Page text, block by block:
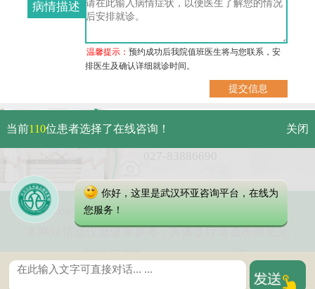
病情描述
温馨提示：预约成功后我院值班医生将与您联系，安
排医生及确认详细就诊时间。
武汉市硚口区解放大道479号
免费电话：
Copyright 2025 武汉环亚中医白癜风医院
本网站信息仅做健康参考，具体诊疗请遵医师意见
鄂ICP备16003424号-6
当前110位患者选择了在线咨询！ 关闭
你好，这里是武汉环亚咨询平台，在线为
您服务！